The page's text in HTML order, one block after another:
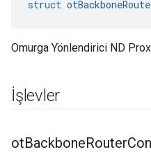
struct
Omurga Yönlendirici ND
İşlevler
otBackboneRouter